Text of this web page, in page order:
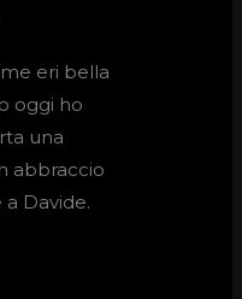
eri bella
oggi ho
una
abbraccio
a Davide.